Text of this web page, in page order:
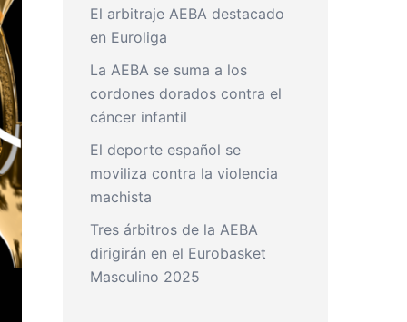
El arbitraje AEBA destacado
en Euroliga
La AEBA se suma a los
cordones dorados contra el
cáncer infantil
El deporte español se
moviliza contra la violencia
machista
Tres árbitros de la AEBA
dirigirán en el Eurobasket
Masculino 2025